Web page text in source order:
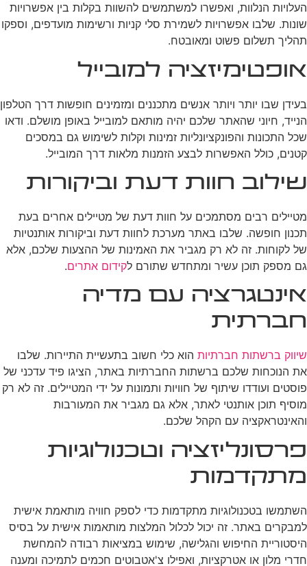
העלויות הנלוות, ואפשרו למשתמשים להשוות בקלות בין אפשרויות
שונות. שלבו אפשרויות לשמירת סלי קניות ורשימות מועדפים, וספקו
תהליך תשלום פשוט ומאובטח.
אופטימיזציה למובייל
בעידן שבו יותר ויותר אנשים מתכננים ומזמינים חופשות דרך הטלפון
הנייד, חיוני שהאתר שלכם יהיה מותאם למובייל באופן מושלם. ודאו
שכל התכונות והפונקציונליות זמינות וקלות לשימוש גם במסכים
קטנים, כולל האפשרות לבצע הזמנות מלאות דרך המובייל.
שילוב חוות דעת וביקורות
מטיילים רבים מסתמכים על חוות דעת של מטיילים אחרים בעת
תכנון חופשה. שלבו באתר מערכת לחוות דעת וביקורות אותנטיות
של לקוחות. זה לא רק מגביר את האמינות של ההצעות שלכם, אלא
גם מספק תוכן עשיר ומתחדש שתורם לקידום אתרים.
אינטגרציה עם מדיה
חברתית
שיווק ברשתות חברתיות הוא כלי חשוב בתעשיית התיירות. שלבו
את הנוכחות שלכם ברשתות החברתיות באתר, הציגו פיד עדכני של
פוסטים ועודדו שיתוף של חוויות ותמונות על ידי המטיילים. זה לא רק
מוסיף תוכן אותנטי לאתר, אלא גם מגביר את המעורבות
והאינטראקציה עם הקהל שלכם.
פרסונליזציה וטכנולוגיות
מתקדמות
השתמשו בטכנולוגיות מתקדמות כדי לספק חוויה מותאמת אישית
למבקרים באתר. זה יכול לכלול המלצות מותאמות אישית על בסיס
היסטוריית החיפוש והגלישה, שימוש במציאות רבודה להמחשת
חדרי מלון או אטרקציות, ואפילו צ'אטבוטים חכמים לתמיכה ומענה